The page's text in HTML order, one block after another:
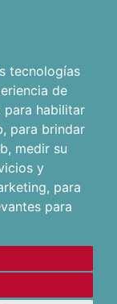
tecnologías
de
para habilitar
, para brindar
, medir su
y
, para
para